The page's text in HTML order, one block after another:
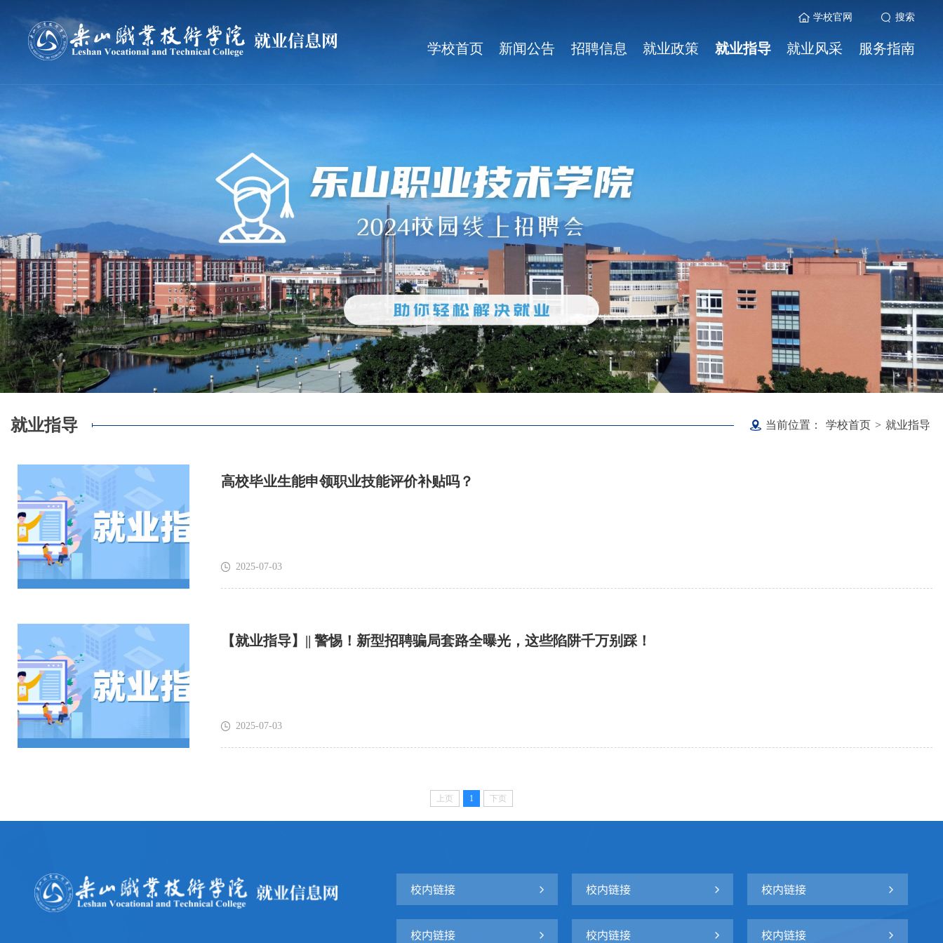
学校官网 搜索
学校首页 新闻公告 招聘信息 就业政策 就业指导 就业风采 服务指南
就业指导 当前位置： 学校首页 > 就业指导
高校毕业生能申领职业技能评价补贴吗？
2025-07-03
【就业指导】|| 警惕！新型招聘骗局套路全曝光，这些陷阱千万别踩！
2025-07-03
上页 1 下页
校内链接 校内链接 校内链接
校内链接 校内链接 校内链接